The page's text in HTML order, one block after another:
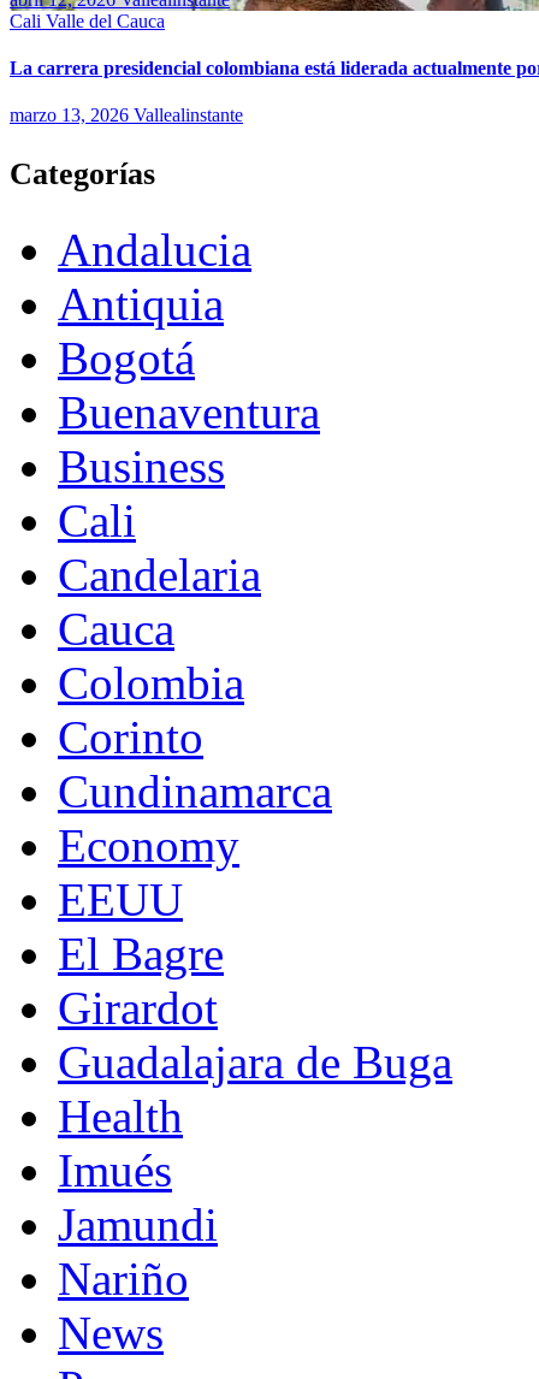
Cali Valle del Cauca
La carrera presidencial colombiana está liderada actualmente
marzo 13, 2026 Vallealinstante
Categorías
Andalucia
Antiquia
Bogotá
Buenaventura
Business
Cali
Candelaria
Cauca
Colombia
Corinto
Cundinamarca
Economy
EEUU
El Bagre
Girardot
Guadalajara de Buga
Health
Imués
Jamundi
Nariño
News